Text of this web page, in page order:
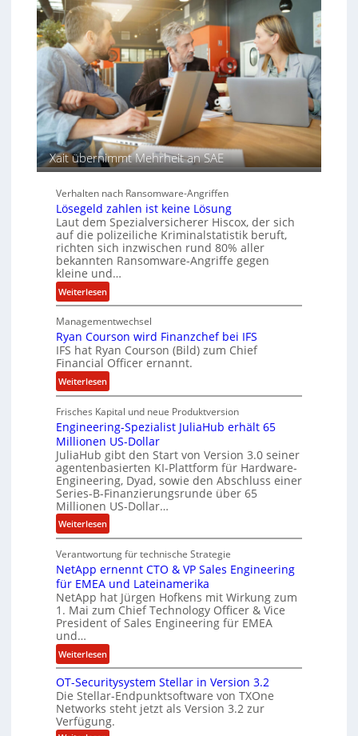
e
r
e
n
n
a
u
f
d
e
r
S
p
u
r
e
h
A
g
e
n
c
y
a
r
e
i
t
e
n
z
u
s
m
m
e
n
Xait übernimmt Mehrheit an SAE
Verhalten nach Ransomware-Angriffen
Lösegeld zahlen ist keine Lösung
Laut dem Spezialversicherer Hiscox, der sich
auf die polizeiliche Kriminalstatistik beruft,
richten sich inzwischen rund 80% aller
bekannten Ransomware-Angriffe gegen
kleine und…
Weiterlesen:
L
ö
s
e
g
e
l
d
z
a
h
l
e
n
i
s
e
i
n
e
ö
s
u
n
g
Managementwechsel
Ryan Courson wird Finanzchef bei IFS
IFS hat Ryan Courson (Bild) zum Chief
Financial Officer ernannt.
Weiterlesen:
R
y
a
n
C
o
u
s
o
r
d
F
n
a
n
z
c
h
Frisches Kapital und neue Produktversion
Engineering-Spezialist JuliaHub erhält 65
Millionen US-Dollar
JuliaHub gibt den Start von Version 3.0 seiner
agentenbasierten KI-Plattform für Hardware-
Engineering, Dyad, sowie den Abschluss einer
Series-B-Finanzierungsrunde über 65
Millionen US-Dollar…
Weiterlesen:
E
n
g
n
e
e
r
i
n
g
S
Verantwortung für technische Strategie
NetApp ernennt CTO & VP Sales Engineering
für EMEA und Lateinamerika
NetApp hat Jürgen Hofkens mit Wirkung zum
1. Mai zum Chief Technology Officer & Vice
President of Sales Engineering für EMEA
und…
Weiterlesen:
N
e
t
A
p
OT-Securitysystem Stellar in Version 3.2
Die Stellar-Endpunktsoftware von TXOne
Networks steht jetzt als Version 3.2 zur
Verfügung.